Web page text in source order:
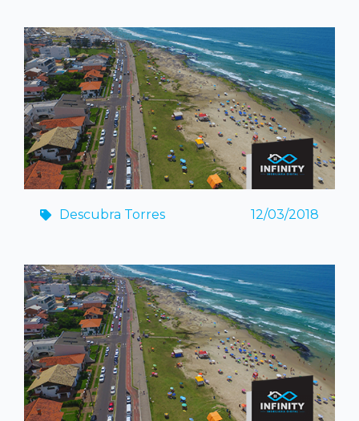
Descubra Torres 12/03/2018